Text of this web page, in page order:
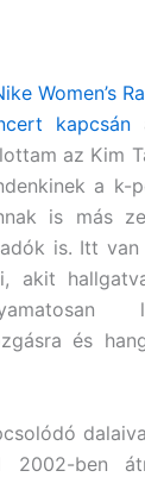
Women’s
kapcsán
az Kim
a k-
is más
is. Itt
akit
és
2002-ben